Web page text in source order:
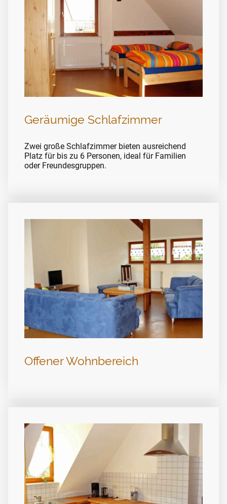
Geräumige Schlafzimmer
Zwei große Schlafzimmer bieten ausreichend
Platz für bis zu 6 Personen, ideal für Familien
oder Freundesgruppen.
Offener Wohnbereich